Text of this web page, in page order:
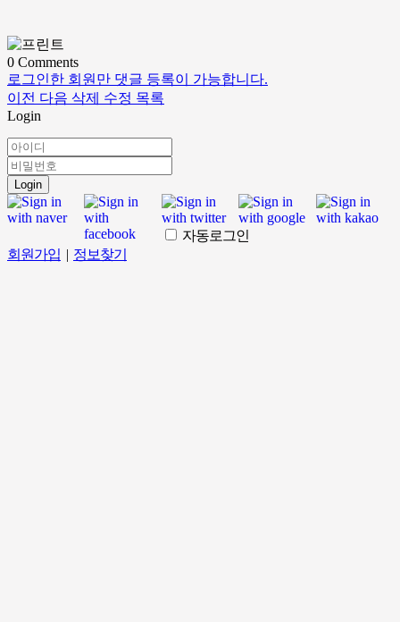
0 Comments
로그인한 회원만 댓글 등록이 가능합니다.
이전 다음 삭제 수정 목록
Login
Login
자동로그인
회원가입 | 정보찾기